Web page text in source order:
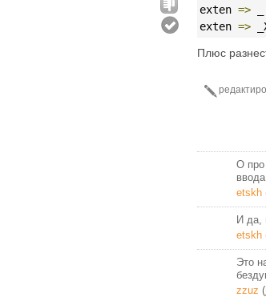
exten =>
exten =>
Плюс
О про
etskh
И да,
etskh
Это
zzuz (